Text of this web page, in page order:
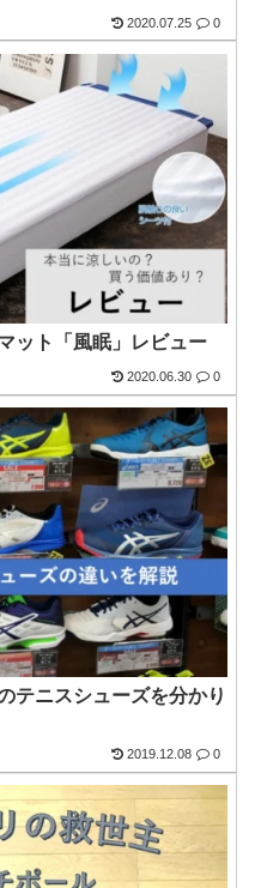
2020.07.25 0
ット「風眠」レビュー
2020.06.30 0
テニスシューズを分かり
2019.12.08 0